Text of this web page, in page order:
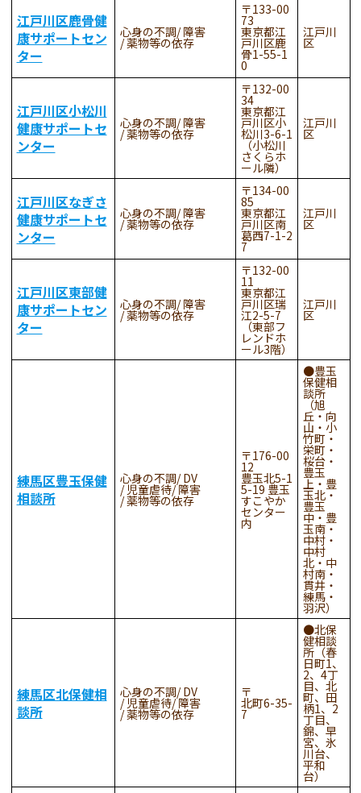
江戸川区鹿骨健
康サポートセン
ター
心身の不調 障害
薬物等の依存
133-00
73
東京都江
戸川区鹿
骨1-55-1
0
江戸川
区
江戸川区小松川
健康サポートセ
ンター
心身の不調 障害
薬物等の依存
132-00
34
東京都江
戸川区小
松川3-6-1
（小松川
さくらホ
ール隣）
江戸川
区
江戸川区なぎさ
健康サポートセ
ンター
心身の不調 障害
薬物等の依存
134-00
85
東京都江
戸川区南
葛西7-1-2
7
江戸川
区
江戸川区東部健
康サポートセン
ター
心身の不調 障害
薬物等の依存
132-00
11
東京都江
戸川区瑞
江2-5-7
（東部フ
レンドホ
ール3階）
江戸川
区
練馬区豊玉保健
相談所
心身の不調 DV
児童虐待 障害
薬物等の依存
176-00
12
豊玉北5-1
5-19 豊玉
すこやか
センター
内
●豊玉
保健相
談所
（旭
丘・向
山・小
竹町・
栄町・
桜台・
豊玉
上・豊
玉北・
豊玉
中・豊
玉南・
中村・
中村
北・中
村南・
貫井・
練馬・
羽沢）
練馬区北保健相
談所
心身の不調 DV
児童虐待 障害
薬物等の依存
北町6-35-
7
●北保
健相談
所（春
日町1、
2、4丁
目、北
町、田
柄1、2
丁目、
錦、早
宮、氷
川台、
平和
台）